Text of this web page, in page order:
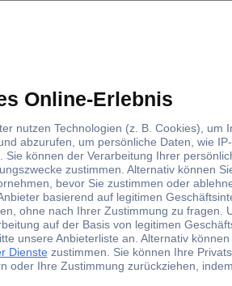
DSI (Display)
GPIO (40pol.)
2x USB 2.0
2x USB 3.0
LAN (10/100/1000)
2x HDMI™
microSD